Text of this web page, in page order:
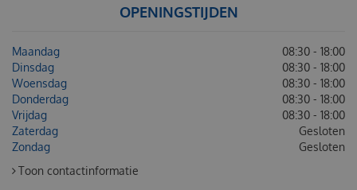
OPENINGSTIJDEN
Maandag
08:30 - 18:00
Dinsdag
08:30 - 18:00
Woensdag
08:30 - 18:00
Donderdag
08:30 - 18:00
Vrijdag
08:30 - 18:00
Zaterdag
Gesloten
Zondag
Gesloten
Toon contactinformatie